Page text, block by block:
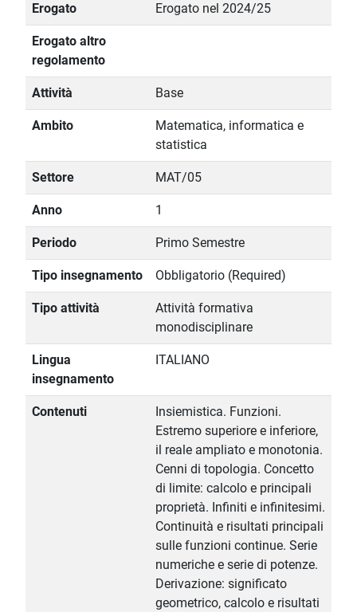
Erogato Erogato nel 2024/25
Erogato altro
regolamento
Attività Base
Ambito
Matematica, informatica e
statistica
Settore MAT/05
Anno 1
Periodo Primo Semestre
Tipo insegnamento Obbligatorio (Required)
Tipo attività
Attività formativa
monodisciplinare
Lingua
insegnamento
ITALIANO
Contenuti
Insiemistica. Funzioni.
Estremo superiore e inferiore,
il reale ampliato e monotonia.
Cenni di topologia. Concetto
di limite: calcolo e principali
proprietà. Infiniti e infinitesimi.
Continuità e risultati principali
sulle funzioni continue. Serie
numeriche e serie di potenze.
Derivazione: significato
geometrico, calcolo e risultati